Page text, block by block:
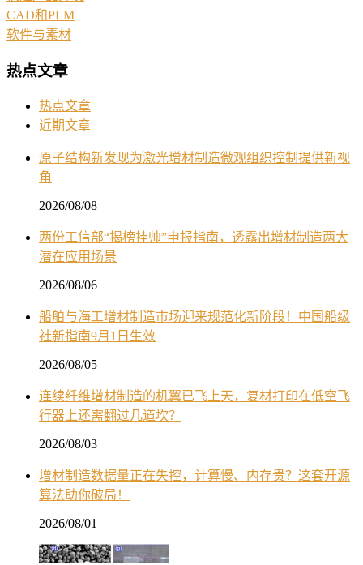
CAD和PLM
软件与素材
热点文章
热点文章
近期文章
原子结构新发现为激光增材制造微观组织控制提供新视
角
2026/08/08
两份工信部“揭榜挂帅”申报指南，透露出增材制造两大
潜在应用场景
2026/08/06
船舶与海工增材制造市场迎来规范化新阶段！中国船级
社新指南9月1日生效
2026/08/05
连续纤维增材制造的机翼已飞上天，复材打印在低空飞
行器上还需翻过几道坎？
2026/08/03
增材制造数据量正在失控，计算慢、内存贵？这套开源
算法助你破局！
2026/08/01